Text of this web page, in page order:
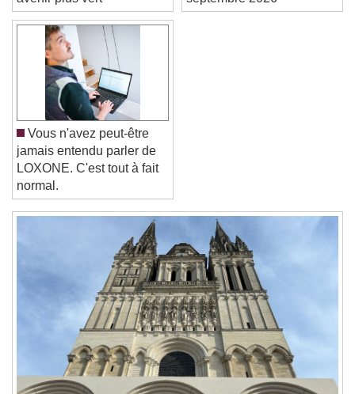
Text Edge Style
Font Family
Reset
Done
Close Modal Dialog
avenir plus vert
septembre 2026
Vous n'avez peut-être
jamais entendu parler de
LOXONE. C'est tout à fait
normal.